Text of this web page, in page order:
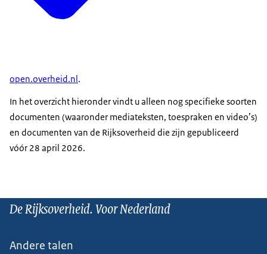
open.overheid.nl.
In het overzicht hieronder vindt u alleen nog specifieke soorten
documenten (waaronder mediateksten, toespraken en video’s)
en documenten van de Rijksoverheid die zijn gepubliceerd
vóór 28 april 2026.
De Rijksoverheid. Voor Nederland
Andere talen